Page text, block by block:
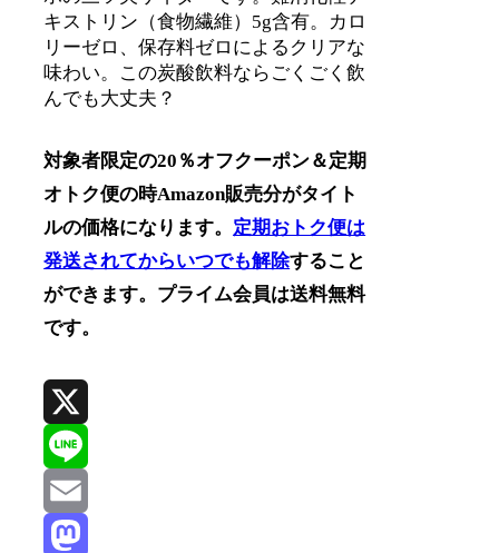
キストリン（食物繊維）5g含有。カロ
リーゼロ、保存料ゼロによるクリアな
味わい。この炭酸飲料ならごくごく飲
んでも大丈夫？
対象者限定の20％オフクーポン＆定期
オトク便の時Amazon販売分がタイト
ルの価格になります。 定期おトク便は
発送されてからいつでも解除すること
ができます。プライム会員は送料無料
です。
X
Line
Email